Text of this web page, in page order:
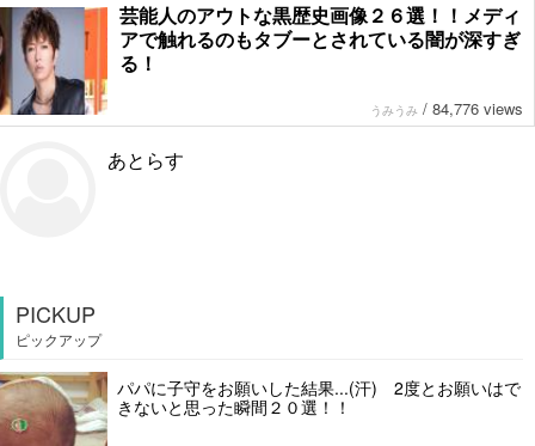
芸能人のアウトな黒歴史画像２６選！！メディ
アで触れるのもタブーとされている闇が深すぎ
る！
うみうみ / 84,776 views
あとらす
PICKUP
ピックアップ
パパに子守をお願いした結果...(汗) 2度とお願いはで
きないと思った瞬間２０選！！